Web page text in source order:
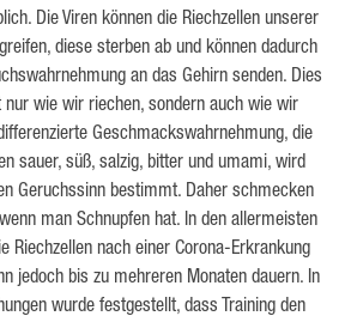
Die Viren können die Riechzellen unserer
diese sterben ab und können dadurch
an das Gehirn senden. Dies
nur wie wir riechen, sondern auch wie wir
Geschmackswahrnehmung, die
sauer, süß, salzig, bitter und umami, wird
Geruchssinn bestimmt. Daher schmecken
man Schnupfen hat. In den allermeisten
Riechzellen nach einer Corona-Erkrankung
jedoch bis zu mehreren Monaten dauern. In
wurde festgestellt, dass Training den